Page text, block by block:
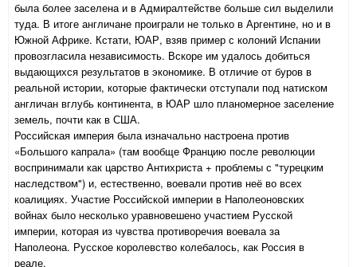
была более заселена и в Адмиралтействе больше сил выделили
туда. В итоге англичане проиграли не только в Аргентине, но и в
Южной Африке. Кстати, ЮАР, взяв пример с колоний Испании
провозгласила независимость. Вскоре им удалось добиться
выдающихся результатов в экономике. В отличие от буров в
реальной истории, которые фактически отступали под натиском
англичан вглубь континента, в ЮАР шло планомерное заселение
земель, почти как в США.
Российская империя была изначально настроена против
«Большого капрала» (там вообще Францию после революции
воспринимали как царство Антихриста + проблемы с "турецким
наследством") и, естественно, воевали против неё во всех
коалициях. Участие Российской империи в Наполеоновских
войнах было несколько уравновешено участием Русской
империи, которая из чувства противоречия воевала за
Наполеона. Русское королевство колебалось, как Россия в
реале.